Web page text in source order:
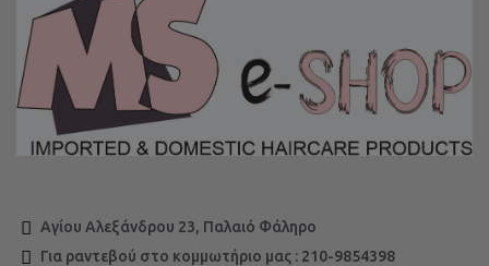
Αγίου Αλεξάνδρου 23, Παλαιό Φάληρο
Για ραντεβού στο κομμωτήριο μας : 210-9854398